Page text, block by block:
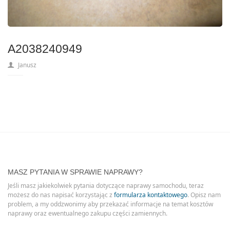
A2038240949
Janusz
MASZ PYTANIA W SPRAWIE NAPRAWY?
Jeśli masz jakiekolwiek pytania dotyczące naprawy samochodu, teraz
możesz do nas napisać korzystając z formularza kontaktowego. Opisz nam
problem, a my oddzwonimy aby przekazać informacje na temat kosztów
naprawy oraz ewentualnego zakupu części zamiennych.